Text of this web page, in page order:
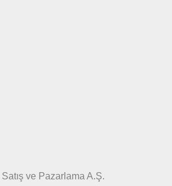
Satış ve Pazarlama A.Ş.